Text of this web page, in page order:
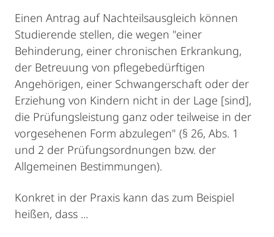
Einen Antrag auf Nachteilsausgleich können
Studierende stellen, die wegen "einer
Behinderung, einer chronischen Erkrankung,
der Betreuung von pflegebedürftigen
Angehörigen, einer Schwangerschaft oder der
Erziehung von Kindern nicht in der Lage [sind],
die Prüfungsleistung ganz oder teilweise in der
vorgesehenen Form abzulegen" (§ 26, Abs. 1
und 2 der Prüfungsordnungen bzw. der
Allgemeinen Bestimmungen).
Konkret in der Praxis kann das zum Beispiel
heißen, dass ...